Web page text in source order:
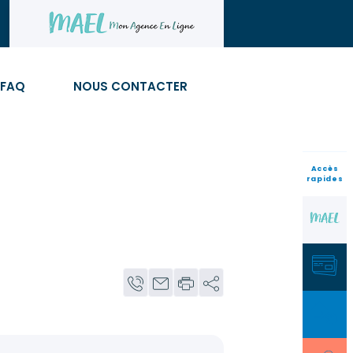
FAQ NOUS CONTACTER
Accès
rapides